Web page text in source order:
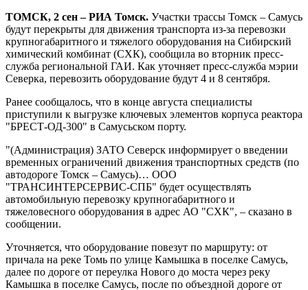
ТОМСК, 2 сен – РИА Томск. Участки трассы Томск – Самусь
будут перекрыты для движения транспорта из-за перевозки
крупногабаритного и тяжелого оборудования на Сибирский
химический комбинат (СХК), сообщила во вторник пресс-
служба региональной ГАИ. Как уточняет пресс-служба мэрии
Северка, перевозить оборудование будут 4 и 8 сентября.
Ранее сообщалось, что в конце августа специалисты
приступили к выгрузке ключевых элементов корпуса реактора
"БРЕСТ-ОД-300" в Самусьском порту.
"(Администрация) ЗАТО Северск информирует о введении
временных ограничений движения транспортных средств (по
автодороге Томск – Самусь)… ООО
"ТРАНСИНТЕРСЕРВИС-СПБ" будет осуществлять
автомобильную перевозку крупногабаритного и
тяжеловесного оборудования в адрес АО "СХК", – сказано в
сообщении.
Уточняется, что оборудование повезут по маршруту: от
причала на реке Томь по улице Камышка в поселке Самусь,
далее по дороге от переулка Нового до моста через реку
Камышка в поселке Самусь, после по объездной дороге от